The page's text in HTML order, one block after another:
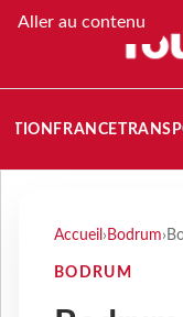
Aller au contenu
FRANCE
Accueil › Bodrum›
BODRUM